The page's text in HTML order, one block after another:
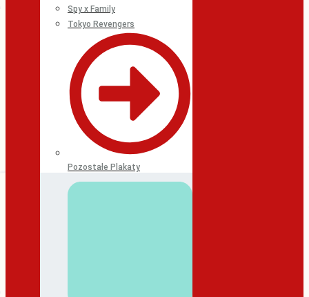
Spy x Family
Tokyo Revengers
Pozostałe Plakaty